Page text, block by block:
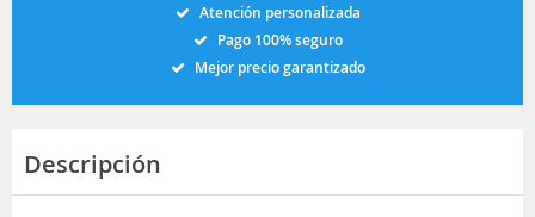
Atención personalizada
Pago 100% seguro
Mejor precio garantizado
Descripción